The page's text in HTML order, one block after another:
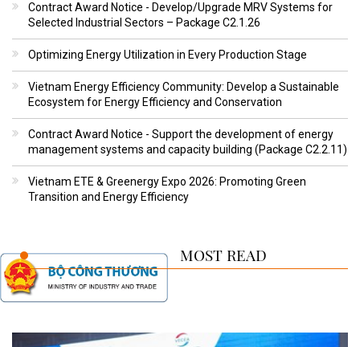
Contract Award Notice - Develop/Upgrade MRV Systems for
Selected Industrial Sectors – Package C2.1.26
Optimizing Energy Utilization in Every Production Stage
Vietnam Energy Efficiency Community: Develop a Sustainable
Ecosystem for Energy Efficiency and Conservation
Contract Award Notice - Support the development of energy
management systems and capacity building (Package C2.2.11)
Vietnam ETE & Greenergy Expo 2026: Promoting Green
Transition and Energy Efficiency
MOST READ